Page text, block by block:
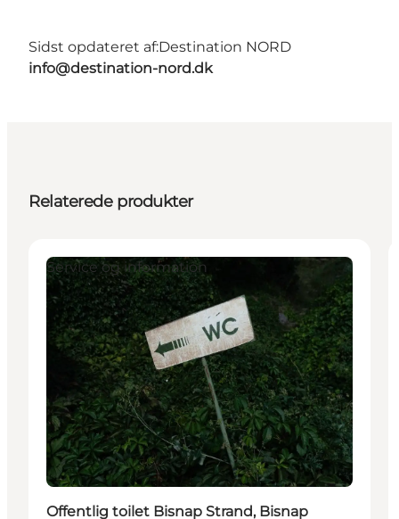
Sidst opdateret af:Destination NORD
info@destination-nord.dk
Relaterede produkter
Service og information
Offentlig toilet Bisnap Strand, Bisnap